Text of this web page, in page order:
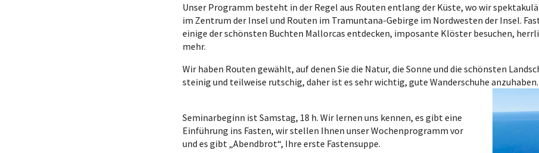
Unser Programm besteht in der Regel aus Routen entlang der Küste, wo wir
im Zentrum der Insel und Routen im Tramuntana-Gebirge im Nordwesten der Insel.
einige der schönsten Buchten Mallorcas entdecken, imposante Klöster besuchen,
mehr.
Wir haben Routen gewählt, auf denen Sie die Natur, die Sonne und die schönsten
steinig und teilweise rutschig, daher ist es sehr wichtig, gute Wanderschuhe anzuhaben.
Seminarbeginn ist Samstag, 18 h. Wir lernen uns kennen, es gibt eine
Einführung ins Fasten, wir stellen Ihnen unser Wochenprogramm vor
und es gibt „Abendbrot“, Ihre erste Fastensuppe.